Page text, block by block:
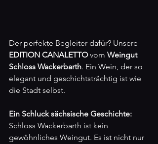
Der perfekte Begleiter dafür? Unsere
EDITION CANALETTO vom Weingut
Schloss Wackerbarth. Ein Wein, der so
elegant und geschichtsträchtig ist wie
die Stadt selbst.
Ein Schluck sächsische Geschichte:
Schloss Wackerbarth ist kein
gewöhnliches Weingut. Es ist nicht nur